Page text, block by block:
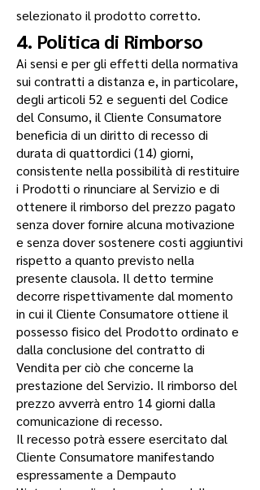
selezionato il prodotto corretto.
4. Politica di Rimborso
Ai sensi e per gli effetti della normativa
sui contratti a distanza e, in particolare,
degli articoli 52 e seguenti del Codice
del Consumo, il Cliente Consumatore
beneficia di un diritto di recesso di
durata di quattordici (14) giorni,
consistente nella possibilità di restituire
i Prodotti o rinunciare al Servizio e di
ottenere il rimborso del prezzo pagato
senza dover fornire alcuna motivazione
e senza dover sostenere costi aggiuntivi
rispetto a quanto previsto nella
presente clausola. Il detto termine
decorre rispettivamente dal momento
in cui il Cliente Consumatore ottiene il
possesso fisico del Prodotto ordinato e
dalla conclusione del contratto di
Vendita per ciò che concerne la
prestazione del Servizio. Il rimborso del
prezzo avverrà entro 14 giorni dalla
comunicazione di recesso.
Il recesso potrà essere esercitato dal
Cliente Consumatore manifestando
espressamente a Dempauto